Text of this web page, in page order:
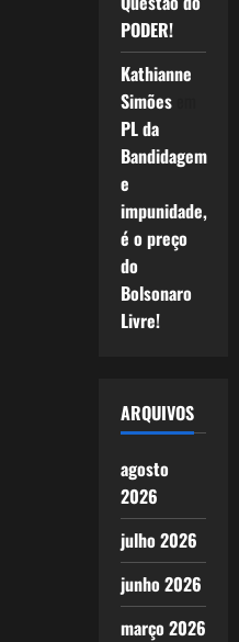
PODER!
Kathianne
Simõesem
PL da
Bandidagem
e
impunidade,
é o preço
do
Bolsonaro
Livre!
ARQUIVOS
agosto
2026
julho 2026
junho 2026
março 2026